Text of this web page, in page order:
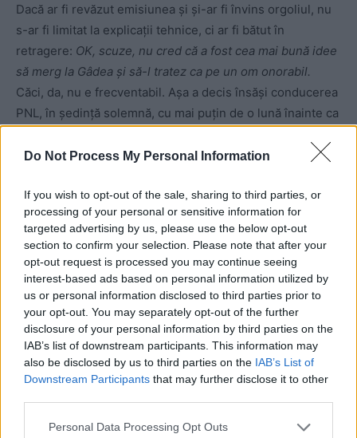
Do Not Process My Personal Information
If you wish to opt-out of the sale, sharing to third parties, or
processing of your personal or sensitive information for
targeted advertising by us, please use the below opt-out
section to confirm your selection. Please note that after your
opt-out request is processed you may continue seeing
interest-based ads based on personal information utilized by
us or personal information disclosed to third parties prior to
your opt-out. You may separately opt-out of the further
disclosure of your personal information by third parties on the
IAB’s list of downstream participants. This information may
also be disclosed by us to third parties on the IAB’s List of
Downstream Participants that may further disclose it to other
Personal Data Processing Opt Outs
Dacă ar fi revăzut emisiunea și și-ar fi învins orgoliul, nu
s-ar fi limitat la explicații tehnice, ci ar fi bătut în
retragere: OK, scuze, nu cred că a fost cea mai bună idee
să merg la Gâdea și să-l tratez ca pe un om onorabil.
Căci, da, nu e frecventabil. Așa a decis însăși conducerea
PNL, în ședință solemnă, cu mai puțin de o lună înainte ca
ad